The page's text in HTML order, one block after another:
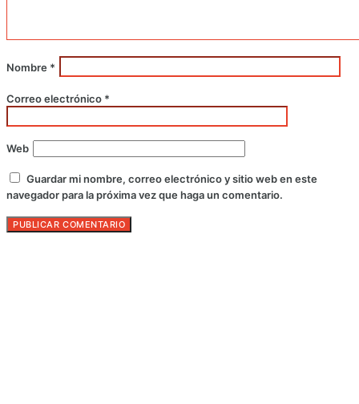
Nombre *
Correo electrónico *
Web
Guardar mi nombre, correo electrónico y sitio web en este
navegador para la próxima vez que haga un comentario.